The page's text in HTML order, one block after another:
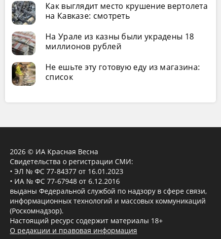
Как выглядит место крушение вертолета
на Кавказе: смотреть
На Урале из казны были украдены 18
миллионов рублей
Не ешьте эту готовую еду из магазина:
список
2026 © ИА Красная Весна
Свидетельства о регистрации СМИ:
• ЭЛ № ФС 77-84377 от 16.01.2023
• ИА № ФС 77-67948 от 6.12.2016
выданы Федеральной службой по надзору в сфере связи,
информационных технологий и массовых коммуникаций
(Роскомнадзор).
Настоящий ресурс содержит материалы 18+
О редакции и правовая информация